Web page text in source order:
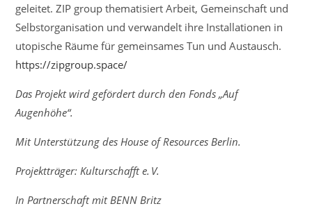
geleitet. ZIP group thematisiert Arbeit, Gemeinschaft und
Selbstorganisation und verwandelt ihre Installationen in
utopische Räume für gemeinsames Tun und Austausch.
https://zipgroup.space/
Das Projekt wird gefördert durch den Fonds „Auf
Augenhöhe“.
Mit Unterstützung des House of Resources Berlin.
Projektträger: Kulturschafft e. V.
In Partnerschaft mit BENN Britz